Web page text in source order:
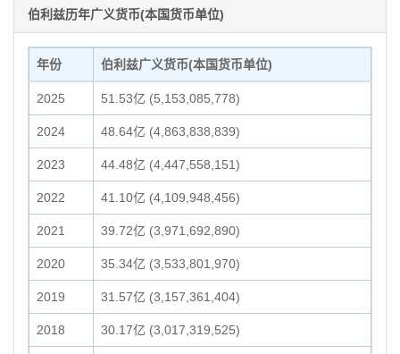
伯利兹历年广义货币(本国货币单位)
年份 伯利兹广义货币(本国货币单位)
2025 51.53亿 (5,153,085,778)
2024 48.64亿 (4,863,838,839)
2023 44.48亿 (4,447,558,151)
2022 41.10亿 (4,109,948,456)
2021 39.72亿 (3,971,692,890)
2020 35.34亿 (3,533,801,970)
2019 31.57亿 (3,157,361,404)
2018 30.17亿 (3,017,319,525)